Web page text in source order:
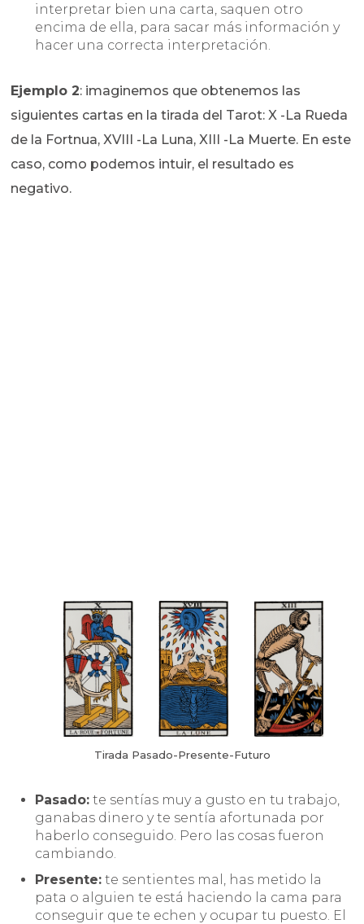
interpretar bien una carta, saquen otro
encima de ella, para sacar más información y
hacer una correcta interpretación.
Ejemplo 2: imaginemos que obtenemos las
siguientes cartas en la tirada del Tarot: X -La Rueda
de la Fortnua, XVIII -La Luna, XIII -La Muerte. En este
caso, como podemos intuir, el resultado es
negativo.
Tirada Pasado-Presente-Futuro
Pasado: te sentías muy a gusto en tu trabajo,
ganabas dinero y te sentía afortunada por
haberlo conseguido. Pero las cosas fueron
cambiando.
Presente: te sentientes mal, has metido la
pata o alguien te está haciendo la cama para
conseguir que te echen y ocupar tu puesto. El